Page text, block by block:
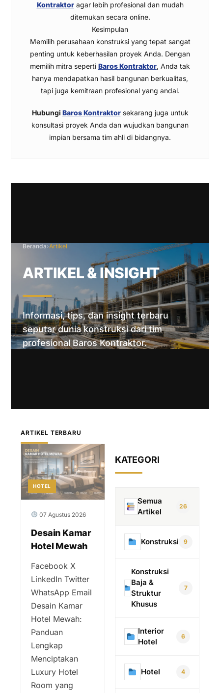
Kontraktoragar lebih profesional dan mudah
ditemukan secara online.
Kesimpulan
Memilih perusahaan konstruksi yang tepat sangat
penting untuk keberhasilan proyek Anda. Dengan
memilih mitra seperti Baros Kontraktor, Anda tak
hanya mendapatkan hasil bangunan berkualitas,
tapi juga kemitraan profesional yang andal.
Hubungi Baros Kontraktorsekarang juga untuk
konsultasi proyek Anda dan wujudkan bangunan
impian bersama tim ahli di bidangnya.
Beranda›Artikel
ARTIKEL & INSIGHT
Informasi, tips, dan insight terbaru
seputar dunia konstruksi dari tim
profesional Baros Kontraktor.
ARTIKEL TERBARU
HOTEL
07 Agustus 2026
Desain Kamar
Hotel Mewah
Facebook X
LinkedIn Twitter
WhatsApp Email
Desain Kamar
Hotel Mewah:
Panduan
Lengkap
Menciptakan
Luxury Hotel
Room yang
KATEGORI
Semua
Artikel
26
Konstruksi 9
Konstruksi
Baja &
Struktur
Khusus
7
Interior
Hotel
6
Hotel 4